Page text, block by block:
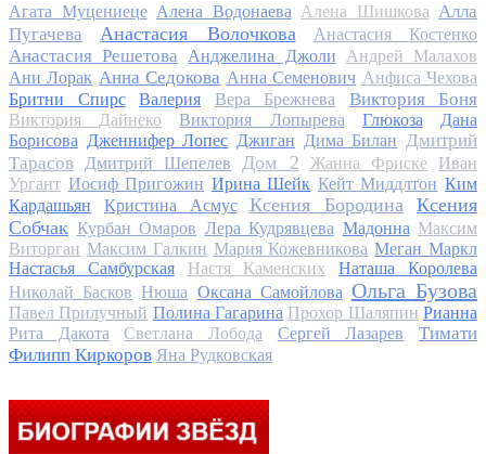
Агата Муцениеце Алена Водонаева Алена Шишкова Алла
Пугачева
Анастасия Волочкова Анастасия Костенко
Анастасия Решетова Анджелина Джоли
Андрей Малахов
Ани Лорак Анна Седокова Анна Семенович Анфиса Чехова
Бритни Спирс
Валерия Вера Брежнева Виктория Боня
Виктория Дайнеко Виктория Лопырева Глюкоза
Дана
Борисова Дженнифер Лопес Джиган Дима Билан Дмитрий
Тарасов
Дмитрий Шепелев Дом 2 Жанна Фриске
Иван
Ургант Иосиф Пригожин Ирина Шейк Кейт Миддлтон Ким
Кардашьян
Кристина Асмус Ксения Бородина
Ксения
Собчак Курбан Омаров Лера Кудрявцева Мадонна Максим
Виторган Максим Галкин Мария Кожевникова Меган Маркл
Настасья Самбурская
Настя Каменских
Наташа Королева
Николай Басков Нюша Оксана Самойлова Ольга Бузова
Павел Прилучный Полина Гагарина Прохор Шаляпин Рианна
Рита Дакота
Светлана Лобода Сергей Лазарев
Тимати
Филипп Киркоров Яна Рудковская